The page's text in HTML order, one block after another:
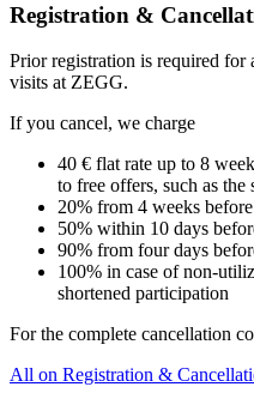
Registration &
Prior registration is required for
visits at ZEGG.
If you cancel, we charge
40 € flat rate up to 8
to free offers, such as
20% from 4 weeks
50% within 10 days
90% from four days
100% in case of non-
shortened participation
For the complete cancellation
All on Registration &